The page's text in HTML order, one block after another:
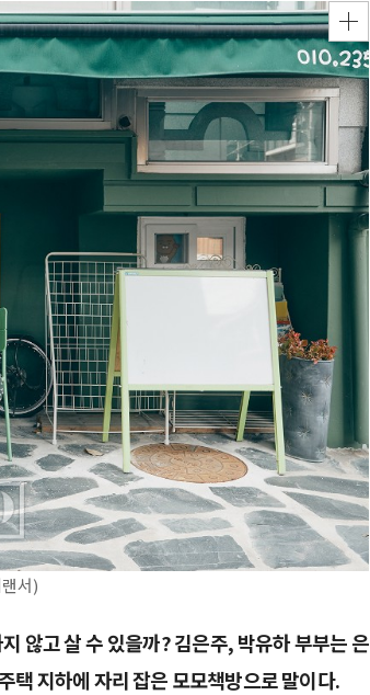
서)
않고 살 수 있을까? 김은주, 박유하 부부는 은
택 지하에 자리 잡은 모모책방으로 말이다.